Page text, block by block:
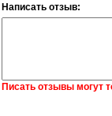
Написать отзыв:
Писать отзывы могут